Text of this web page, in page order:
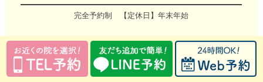
完全予約制 【定休日】年末年始